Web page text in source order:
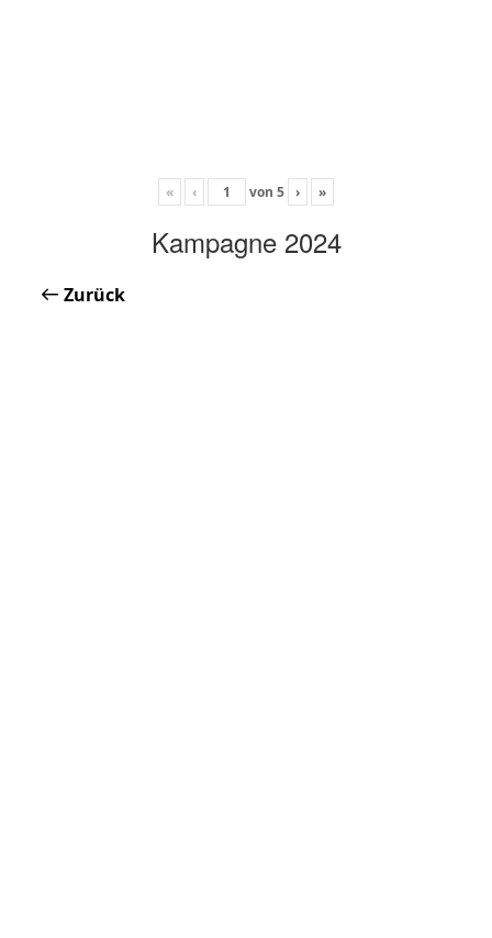
« ‹ von 5 › »
Kampagne 2024
Zurück